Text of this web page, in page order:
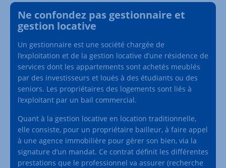
Ne confondez pas gestionnaire et
gestion locative
Un gestionnaire est une société chargée de
l’exploitation et de la gestion locative d’une résidence de
services dont les appartements sont achetés meublés
par des investisseurs et loués à des étudiants ou des
seniors. Les propriétaires des logements sont liés à
l’exploitant par un bail commercial.
Quant à la gestion locative en location traditionnelle,
elle consiste, pour un propriétaire bailleur, à faire appel
à une agence immobilière pour gérer son bien, via la
signature d’un mandat. Ce contrat définit les différentes
prestations que le professionnel va assurer (recherche